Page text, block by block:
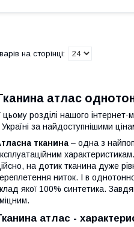
атлас
цьому розділі нашого
Україні за найдоступнішими
тканина – одна з
на дотик тканина дуже
ниток. І в
якої 100% синтетика.
міцним.
атлас -